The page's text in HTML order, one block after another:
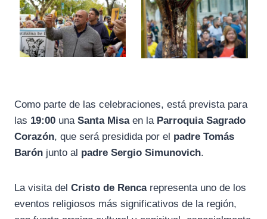
Como parte de las celebraciones, está prevista para
las 19:00 una Santa Misaen la Parroquia Sagrado
Corazón, que será presidida por el padre Tomás
Barón junto al padre Sergio Simunovich.
La visita del Cristo de Rencarepresenta uno de los
eventos religiosos más significativos de la región,